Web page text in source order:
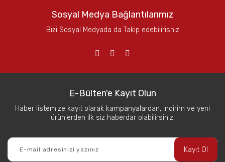
Sosyal Medya Bağlantılarımız
Bizi Sosyal Medyada da Takip edebilirisniz
E-Bülten'e Kayıt Olun
Haber listemize kayıt olarak kampanyalardan, indirim ve yeni
ürünlerden ilk siz haberdar olabilirsiniz.
Kayıt Ol